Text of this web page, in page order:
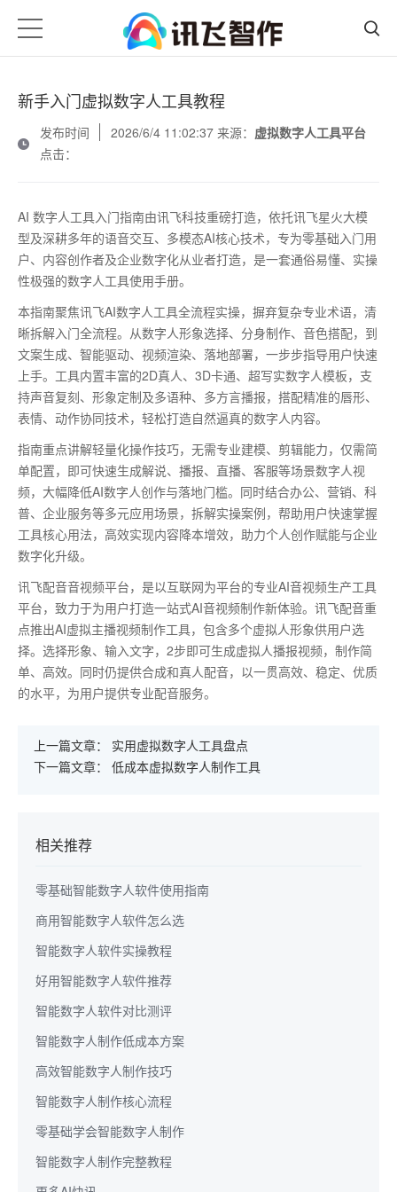
新手入门虚拟数字人工具教程
发布时间
2026/6/4 11:02:37 来源： 虚拟数字人工具平台
点击：
AI 数字人工具入门指南由讯飞科技重磅打造，依托讯飞星火大模
型及深耕多年的语音交互、多模态AI核心技术，专为零基础入门用
户、内容创作者及企业数字化从业者打造，是一套通俗易懂、实操
性极强的数字人工具使用手册。
本指南聚焦讯飞AI数字人工具全流程实操，摒弃复杂专业术语，清
晰拆解入门全流程。从数字人形象选择、分身制作、音色搭配，到
文案生成、智能驱动、视频渲染、落地部署，一步步指导用户快速
上手。工具内置丰富的2D真人、 3D卡通、超写实数字人模板，支
持声音复刻、形象定制及多语种、多方言播报，搭配精准的唇形、
表情、动作协同技术，轻松打造自然逼真的数字人内容。
指南重点讲解轻量化操作技巧，无需专业建模、剪辑能力，仅需简
单配置，即可快速生成解说、播报、直播、客服等场景数字人视
频，大幅降低AI数字人创作与落地门槛。同时结合办公、营销、科
普、企业服务等多元应用场景，拆解实操案例，帮助用户快速掌握
工具核心用法，高效实现内容降本增效，助力个人创作赋能与企业
数字化升级。
讯飞配音音视频平台，是以互联网为平台的专业AI音视频生产工具
平台，致力于为用户打造一站式AI音视频制作新体验。讯飞配音重
点推出AI虚拟主播视频制作工具，包含多个虚拟人形象供用户选
择。选择形象、输入文字，2步即可生成虚拟人播报视频，制作简
单、高效。同时仍提供合成和真人配音，以一贯高效、稳定、优质
的水平，为用户提供专业配音服务。
上一篇文章： 实用虚拟数字人工具盘点
下一篇文章： 低成本虚拟数字人制作工具
相关推荐
零基础智能数字人软件使用指南
商用智能数字人软件怎么选
智能数字人软件实操教程
好用智能数字人软件推荐
智能数字人软件对比测评
智能数字人制作低成本方案
高效智能数字人制作技巧
智能数字人制作核心流程
零基础学会智能数字人制作
智能数字人制作完整教程